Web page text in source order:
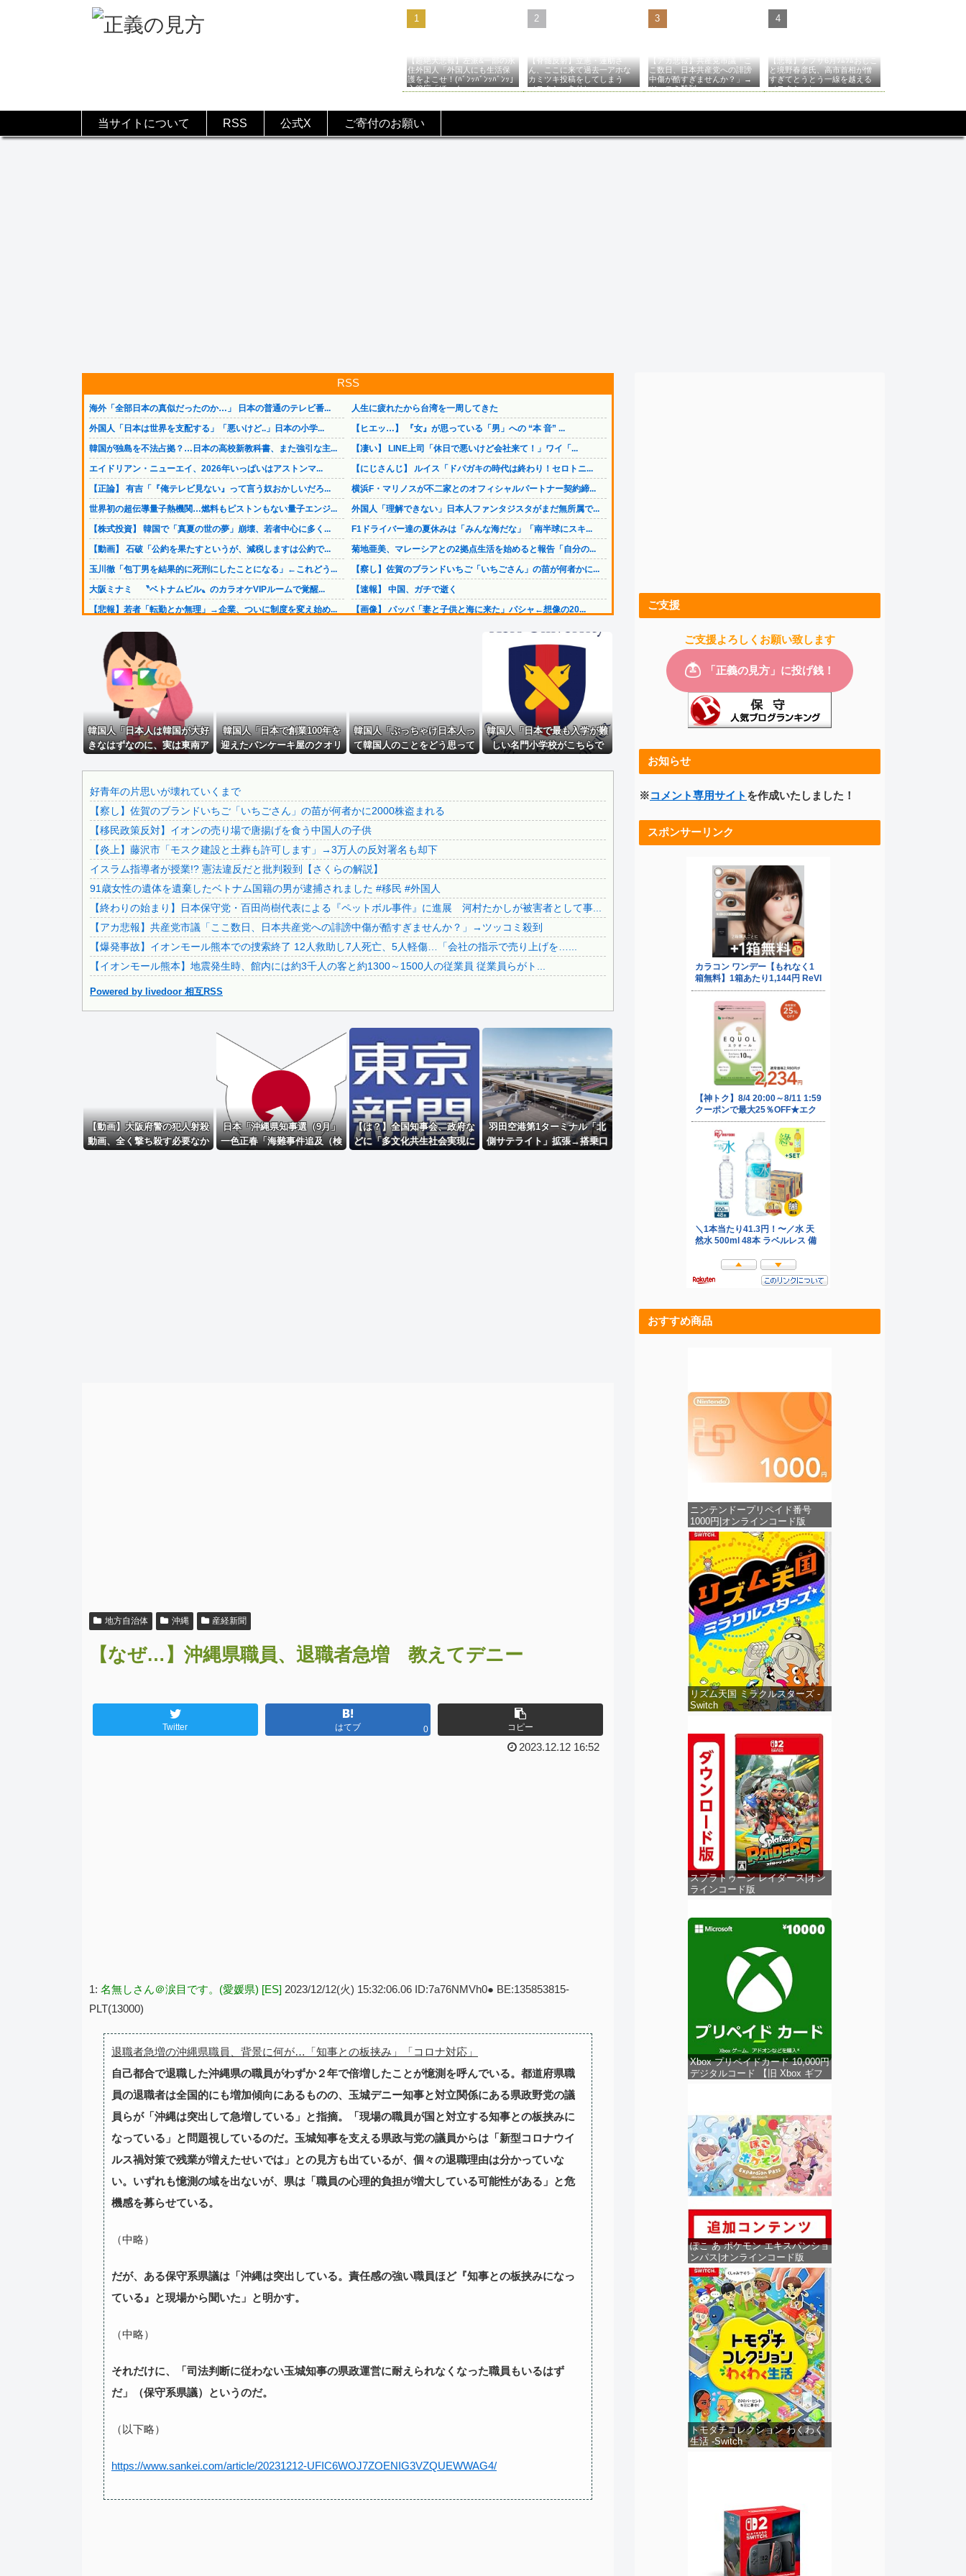
【超絶大悲報】左派&一部の永
住外国人「外国人にも生活保
護をよこせ！(ﾊﾞﾝｯﾊﾞﾝｯﾊﾞﾝｯ」
入管庁「ほーん…」→
【脊髄反射】立憲・蓮舫さ
ん、ここに来て過去一アホな
カミツキ投稿をしてしまう
（スクショあり）
【アカ悲報】共産党市議「こ
こ数日、日本共産党への誹謗
中傷が酷すぎませんか？」→
ツッコミ殺到
【悲報】ナフサ6月ﾂﾑﾂﾑおじこ
と境野春彦氏、高市首相が憎
すぎてとうとう一線を越える
（スクショ）
当サイトについて RSS 公式X ご寄付のお願い
RSS
海外「全部日本の真似だったのか…」 日本の普通のテレビ番...
外国人「日本は世界を支配する」「悪いけど..」日本の小学...
韓国が独島を不法占拠？…日本の高校新教科書、また強引な主...
エイドリアン・ニューエイ、2026年いっぱいはアストンマ...
【正論】 有吉「『俺テレビ見ない』って言う奴おかしいだろ...
世界初の超伝導量子熱機関…燃料もピストンもない量子エンジ...
【株式投資】 韓国で「真夏の世の夢」崩壊、若者中心に多く...
【動画】 石破「公約を果たすというが、減税しますは公約で...
玉川徹「包丁男を結果的に死刑にしたことになる」←これどう...
大阪ミナミ 〝ベトナムビル〟のカラオケVIPルームで覚醒...
【悲報】若者「転勤とか無理」→企業、ついに制度を変え始め...
【速報】 中国、ガチで逝く
【画像】 パッパ「妻と子供と海に来た」パシャ←想像の20...
【画像】 福岡、こんなのが普通に走ってるｗｗｗｗｗｗｗｗ...
韓国人「日本ではビールジョッキをほとんど洗わずに、次の客...
実父が悪性ガンで緊急手術に…ガクブルの私に夫が「週末の温...
【ゴジラ対ヘドラ】INSIDE FANTASY「ヘドラ」...
【画像】エレン・ベーカー先生で抜いてしまった・・・
ブラジル「日本人を満載したトラックのように扱え」→ 差別...
韓国人インフルエンサー(49)、日本で次々と車に衝突 計...
マレーシア航空のパイロットが「運び屋」に、麻薬密輸容疑で...
タレントの海外移住ラッシュが始まっている模様、「微妙な人...
【悲報】東京五輪ウェイトリフティング代表、卵パックを盗ん...
【悲報】日本露悪系アニメ最盛期へ、韓国人からも心配される
【画像】 芦田愛菜ちゃん「うわー、すごい！なんか出てる♥...
【動画】 御当地アイドルだった頃の今田美桜、レベチｗｗｗ...
【悲報】 町のお弁当屋さん「申し訳ないが消費税1%になっ...
【悲報】 米の値段大暴落の危機。在庫が山程ある状態で新米...
人生に疲れたから台湾を一周してきた
【ヒエッ…】 『女』が思っている「男」への “本 音” ...
【凄い】 LINE上司「休日で悪いけど会社来て！」ワイ「...
【にじさんじ】 ルイス「ドパガキの時代は終わり！セロトニ...
横浜F・マリノスが不二家とのオフィシャルパートナー契約締...
外国人「理解できない」日本人ファンタジスタがまだ無所属で...
F1ドライバー達の夏休みは「みんな海だな」「南半球にスキ...
菊地亜美、マレーシアとの2拠点生活を始めると報告「自分の...
【察し】佐賀のブランドいちご「いちごさん」の苗が何者かに...
【速報】 中国、ガチで逝く
【画像】 パッパ「妻と子供と海に来た」パシャ←想像の20...
【画像】 福岡、こんなのが普通に走ってるｗｗｗｗｗｗｗｗ...
日本人の生活、たった10年で激変してしまったことが発覚・...
【画像】 芦田愛菜ちゃん「うわー、すごい！なんか出てる♥...
客「なんかこの”にんにく”青いんだけど！」→客の無知のせ...
【動画】 御当地アイドルだった頃の今田美桜、レベチｗｗｗ...
【朗報】 むちむち女子バレー選手さん、脱いでしまう???...
【悲報】 町のお弁当屋さん「申し訳ないが消費税1%になっ...
【移民政策反対】イオンの売り場で唐揚げを食う中国人の子供
91歳女性の遺体を遺棄したベトナム国籍の男が逮捕されまし...
【終わりの始まり】日本保守党・百田尚樹代表による『ペット...
【爆発事故】イオンモール熊本での捜索終了 12人救助し7...
【イオンモール熊本】地震発生時、館内には約3千人の客と約...
日本旅行キャンセルすべきか…1万年ぶり史上最大級の火山の...
無気力な韓国代表、オーストリアにも0-1で敗北…3月のA...
3.1節がある月なのに…3月のカレンダーに日本の富士山・...
韓国代表、コートジボワールに0対4で完敗＝韓国の反応
Powered by livedoor 相互RSS
韓国人「日本人は韓国が大好
きなはずなのに、実は東南ア
うのは本当なのですか？」
韓国人「日本で創業100年を
迎えたパンケーキ屋のクオリ
「日本人が好きそう…（ﾌﾞﾙ
韓国人「ぶっちゃけ日本人っ
て韓国人のことをどう思って
か知りたいんだけど…（ﾌﾞﾙ
韓国人「日本で最も入学が難
しい名門小学校がこちらで
定する超難関ルート‥」
好青年の片思いが壊れていくまで
【察し】佐賀のブランドいちご「いちごさん」の苗が何者かに2000株盗まれる
【移民政策反対】イオンの売り場で唐揚げを食う中国人の子供
【炎上】藤沢市「モスク建設と土葬も許可します」→3万人の反対署名も却下
イスラム指導者が授業!? 憲法違反だと批判殺到【さくらの解説】
91歳女性の遺体を遺棄したベトナム国籍の男が逮捕されました #移民 #外国人
【終わりの始まり】日本保守党・百田尚樹代表による『ペットボル事件』に進展 河村たかしが被害者として事...
【アカ悲報】共産党市議「ここ数日、日本共産党への誹謗中傷が酷すぎませんか？」→ツッコミ殺到
【爆発事故】イオンモール熊本での捜索終了 12人救助し7人死亡、5人軽傷…「会社の指示で売り上げを…...
【イオンモール熊本】地震発生時、館内には約3千人の客と約1300～1500人の従業員 従業員らがト...
Powered by livedoor 相互RSS
【動画】大阪府警の犯人射殺
動画、全く撃ち殺す必要なか
日本「沖縄県知事選（9月」
一色正春「海難事件追及（検
【は？】全国知事会、政府な
どに「多文化共生社会実現に
羽田空港第1ターミナル「北
側サテライト」拡張→搭乗口
地方自治体 沖縄 産経新聞
【なぜ…】沖縄県職員、退職者急増 教えてデニー
Twitter はてブ 0 コピー
2023.12.12 16:52
1: 名無しさん＠涙目です。(愛媛県) [ES] 2023/12/12(火) 15:32:06.06 ID:7a76NMVh0● BE:135853815-
PLT(13000)
退職者急増の沖縄県職員、背景に何が…「知事との板挟み」「コロナ対応」
自己都合で退職した沖縄県の職員がわずか２年で倍増したことが憶測を呼んでいる。都道府県職
員の退職者は全国的にも増加傾向にあるものの、玉城デニー知事と対立関係にある県政野党の議
員らが「沖縄は突出して急増している」と指摘。「現場の職員が国と対立する知事との板挟みに
なっている」と問題視しているのだ。玉城知事を支える県政与党の議員からは「新型コロナウイ
ルス禍対策で残業が増えたせいでは」との見方も出ているが、個々の退職理由は分かっていな
い。いずれも憶測の域を出ないが、県は「職員の心理的負担が増大している可能性がある」と危
機感を募らせている。
（中略）
だが、ある保守系県議は「沖縄は突出している。責任感の強い職員ほど『知事との板挟みになっ
ている』と現場から聞いた」と明かす。
（中略）
それだけに、「司法判断に従わない玉城知事の県政運営に耐えられなくなった職員もいるはず
だ」（保守系県議）というのだ。
（以下略）
https://www.sankei.com/article/20231212-UFIC6WOJ7ZOENIG3VZQUEWWAG4/
ご支援
ご支援よろしくお願い致します
お知らせ
※コメント専用サイト を作成いたしました！
スポンサーリンク
おすすめ商品
ニンテンドープリペイド番号
1000円|オンラインコード版
リズム天国 ミラクルスターズ -
Switch
スプラトゥーン レイダース|オン
ラインコード版
Xbox プリペイドカード 10,000円
デジタルコード 【旧 Xbox ギフ
ぽこ あ ポケモン エキスパンショ
ンパス|オンラインコード版
トモダチコレクション わくわく
生活 -Switch